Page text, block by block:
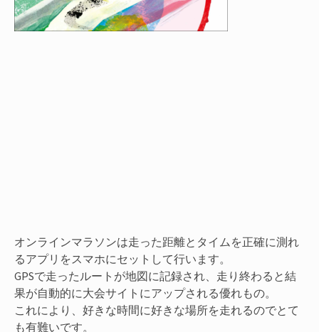
オンラインマラソンは走った距離とタイムを正確に測れ
るアプリをスマホにセットして行います。
GPSで走ったルートが地図に記録され、走り終わると結
果が自動的に大会サイトにアップされる優れもの。
これにより、好きな時間に好きな場所を走れるのでとて
も有難いです。